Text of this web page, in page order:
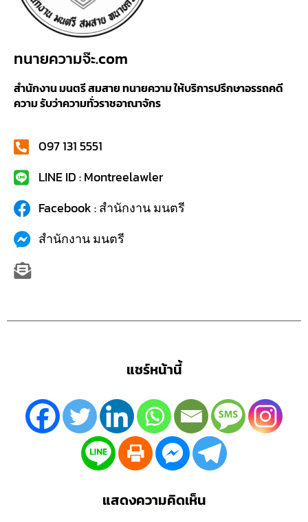
ทนายความจ๊ะ.com
สำนักงาน มนตรี สมสาย ทนายความ ให้บริการปรึกษาอรรถคดี
ความ รับว่าความทั่วราชอาณาจักร
097 131 5551
LINE ID : Montreelawler
Facebook : สำนักงาน มนตรี
สำนักงาน มนตรี
แชร์หน้านี้
แสดงความคิดเห็น